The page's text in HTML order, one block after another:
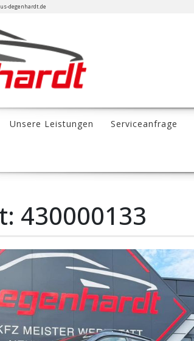
degenhardt.de
Unsere Leistungen Serviceanfrage
430000133